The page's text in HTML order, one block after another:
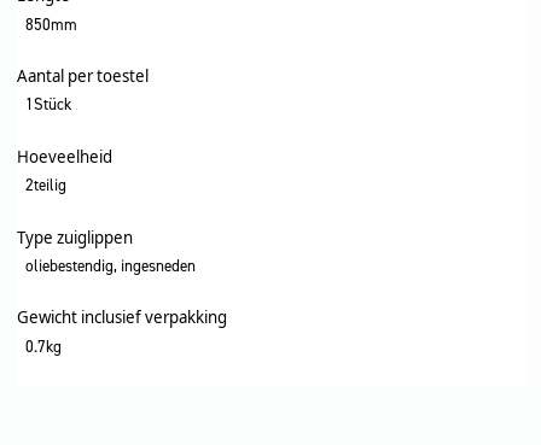
850mm
Aantal per toestel
1Stück
Hoeveelheid
2teilig
Type zuiglippen
oliebestendig, ingesneden
Gewicht inclusief verpakking
0.7kg